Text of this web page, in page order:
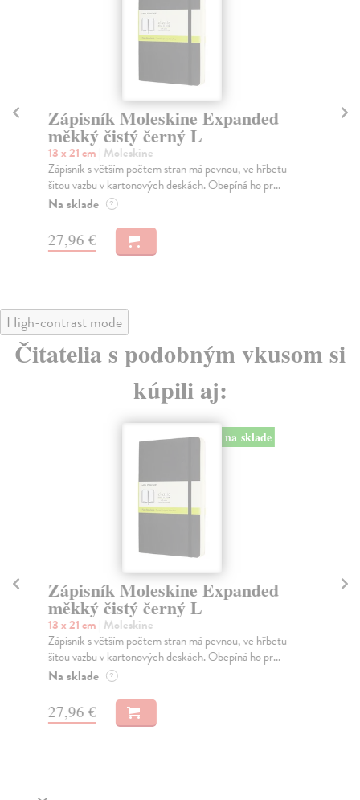
Zápisník Moleskine Expanded
měkký čistý černý L
13 x 21 cm | Moleskine
Zápisník s větším počtem stran má pevnou, ve hřbetu
šitou vazbu v kartonových deskách. Obepíná ho pr...
Na sklade ?
27,96 €
High-contrast mode
Čitatelia s podobným vkusom si
kúpili aj:
na sklade
Zápisník Moleskine Expanded
měkký čistý černý L
13 x 21 cm | Moleskine
Zápisník s větším počtem stran má pevnou, ve hřbetu
šitou vazbu v kartonových deskách. Obepíná ho pr...
Na sklade ?
27,96 €